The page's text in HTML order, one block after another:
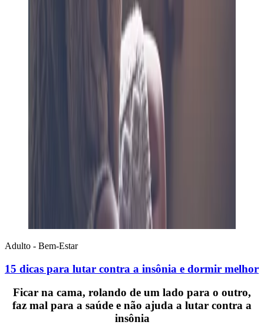
Adulto - Bem-Estar
15 dicas para lutar contra a insônia e dormir melhor
Ficar na cama, rolando de um lado para o outro,
faz mal para a saúde e não ajuda a lutar contra a
insônia